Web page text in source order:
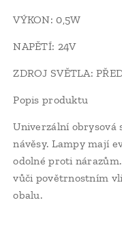
VÝKON: 0,5W
NAPĚTÍ: 24V
ZDROJ SVĚTLA:
Popis produktu
Univerzální obrysová
návěsy. Lampy mají
odolné proti
vůči povětrnostním
obalu.